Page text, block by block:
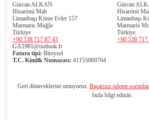
Gürcan ALKAN
Hisarönü Mah
Limanbaşı Küme Evler 157
Marmaris Muğla
Türkiye
+90 538 717 87 43
GA1981@outlook.fr
Fatura tipi: Bireysel
T.C. Kimlik Numarası: 41155069764
Gürcan
Hisarönü
Limanbaşı
Marmaris
Türkiye
+90 538 717
Geri döneceklerini umuyoruz. Başarısız ödeme
fazla bilgi edinin.